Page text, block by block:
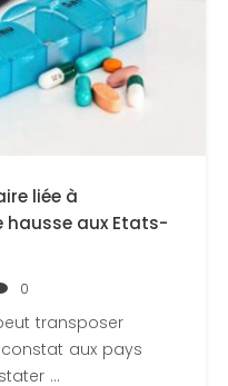
liée à
hausse aux Etats-
0
transposer
aux pays
...